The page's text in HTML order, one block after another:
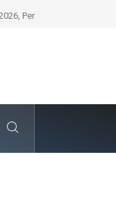
ile Kurumsal
Per